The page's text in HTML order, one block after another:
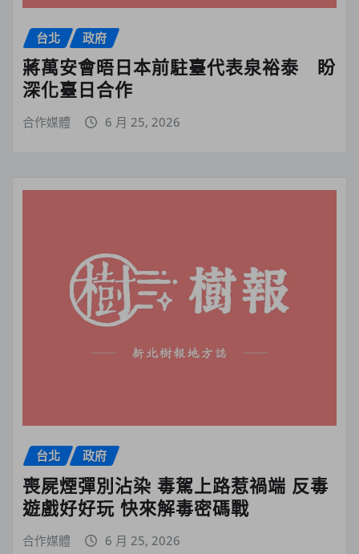
台北 政府
蔣萬安會晤日本前駐臺代表泉裕泰 盼
深化臺日合作
合作媒體 6 月 25, 2026
台北 政府
喪屍煙彈別沾染 毒駕上路惹禍端 反毒
遊戲好好玩 快來解毒密碼戰
合作媒體 6 月 25, 2026